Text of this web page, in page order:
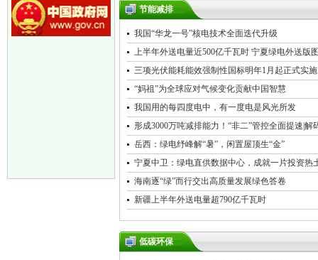
节能减排
我国“华龙一号”核电技术全面迭代升级
上半年外送电量近500亿千瓦时 宁夏绿电外送版
三项光伏能耗能效强制性国标明年1月起正式实施
“妈祖”为全球应对气候变化贡献中国智慧
我国用的每四度电中，有一度电是风光所发
形成3000万吨减排能力！“非二”管控全面提速|
岳西：绿电纾峰解“暑”，闲置屋顶生“金”
宁夏中卫：绿电直供数据中心，成就一片投资热
海南逐“绿”而行交出高质量发展绿色答卷
新疆上半年外送电量超790亿千瓦时
低碳环保